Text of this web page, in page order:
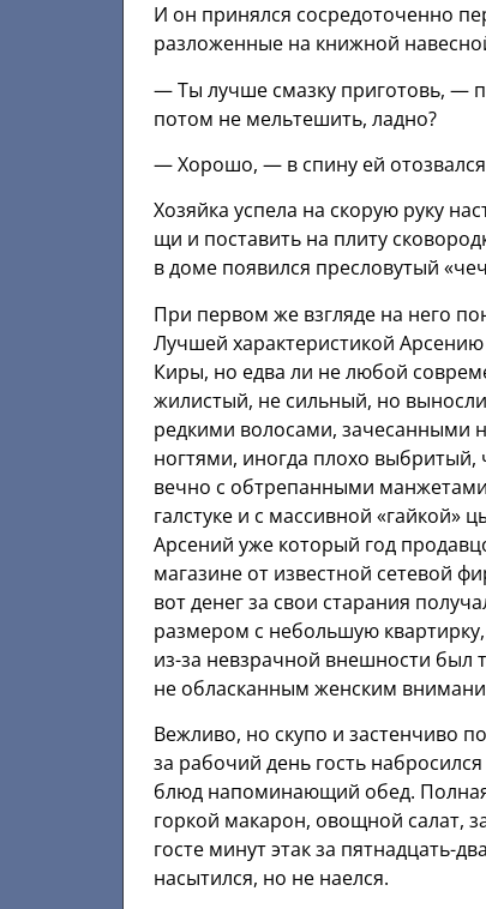
И он принялся сосредоточенно
разложенные на книжной
— Ты лучше смазку приготовь, —
потом не мельтешить, ладно?
— Хорошо, — в спину ей
Хозяйка успела на скорую руку
щи и поставить на плиту
в доме появился пресловутый
При первом же взгляде на него
Лучшей характеристикой
Киры, но едва ли не любой
жилистый, не сильный, но
редкими волосами, зачесанными
ногтями, иногда плохо выбритый,
вечно с обтрепанными
галстуке и с массивной «гайкой»
Арсений уже который год
магазине от известной сетевой
вот денег за свои старания
размером с небольшую
из-за невзрачной внешности был
не обласканным женским
Вежливо, но скупо и застенчиво
за рабочий день гость
блюд напоминающий обед. Полная
горкой макарон, овощной салат,
госте минут этак за пятнадцать-
насытился, но не наелся.